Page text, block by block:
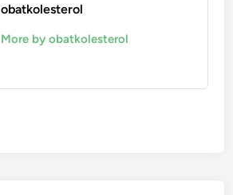
obatkolesterol
More by obatkolesterol